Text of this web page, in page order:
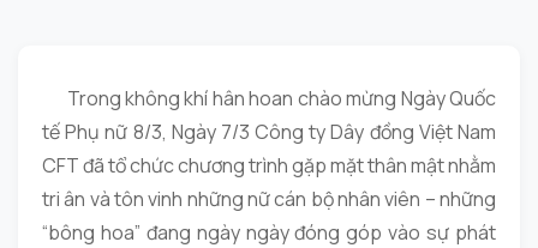
Trong không khí hân hoan chào mừng Ngày Quốc
tế Phụ nữ 8/3, Ngày 7/3 Công ty Dây đồng Việt Nam
CFT đã tổ chức chương trình gặp mặt thân mật nhằm
tri ân và tôn vinh những nữ cán bộ nhân viên – những
“bông hoa” đang ngày ngày đóng góp vào sự phát